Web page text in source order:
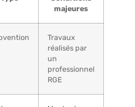
majeures
Travaux
réalisés par
un
professionnel
RGE